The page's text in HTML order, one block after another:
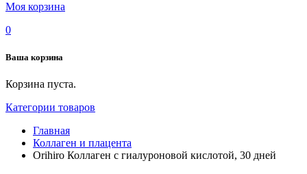
Моя корзина
0
Ваша корзина
Корзина пуста.
Категории товаров
Главная
Коллаген и плацента
Orihiro Коллаген с гиалуроновой кислотой, 30 дней